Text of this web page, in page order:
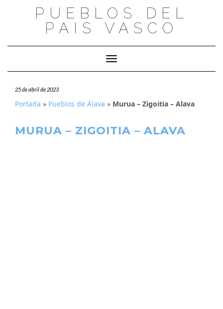
PUEBLOS DEL
PAIS VASCO
Cambiar modo de navegación
25 de abril de 2023
Portada » Pueblos de Álava » Murua – Zigoitia – Alava
MURUA – ZIGOITIA – ALAVA